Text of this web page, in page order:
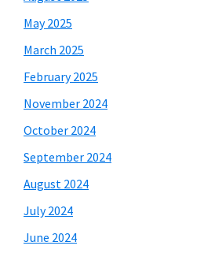
May 2025
March 2025
February 2025
November 2024
October 2024
September 2024
August 2024
July 2024
June 2024